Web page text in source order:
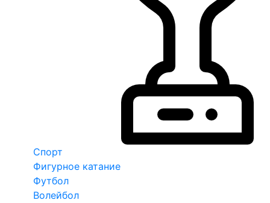
Спорт
Фигурное катание
Футбол
Волейбол